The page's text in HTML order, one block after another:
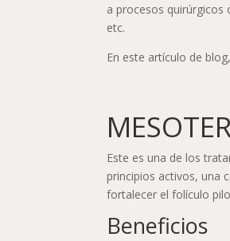
a procesos quirúrgicos
etc.
En este artículo de
Este es una de los
principios activos, una
fortalecer el folículo
Beneficios